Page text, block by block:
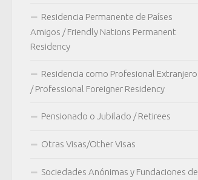
Residencia Permanente de Países
Amigos / Friendly Nations Permanent
Residency
Residencia como Profesional Extranjero
/ Professional Foreigner Residency
Pensionado o Jubilado / Retirees
Otras Visas/Other Visas
Sociedades Anónimas y Fundaciones de